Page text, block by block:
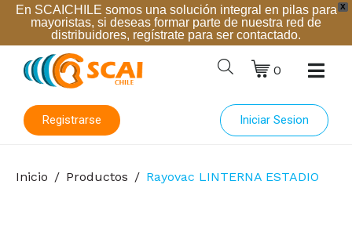
X
En SCAICHILE somos una solución integral en pilas para
mayoristas, si deseas formar parte de nuestra red de
distribuidores, regístrate para ser contactado.
0
Registrarse Iniciar Sesion
Inicio Productos Rayovac LINTERNA ESTADIO